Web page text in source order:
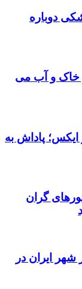
پزشکی دوباره
خاک و آب می
ایکس؛ پاداش به
گران
شهر ایران در